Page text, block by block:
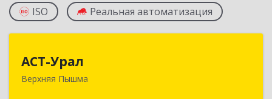
ISO Реальная автоматизация
АСТ-Урал
Верхняя Пышма
624090, Свердловская обл, Верхняя Пышма г,